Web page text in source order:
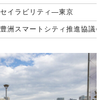
セイラビリティ—東京
豊洲スマートシティ推進協議